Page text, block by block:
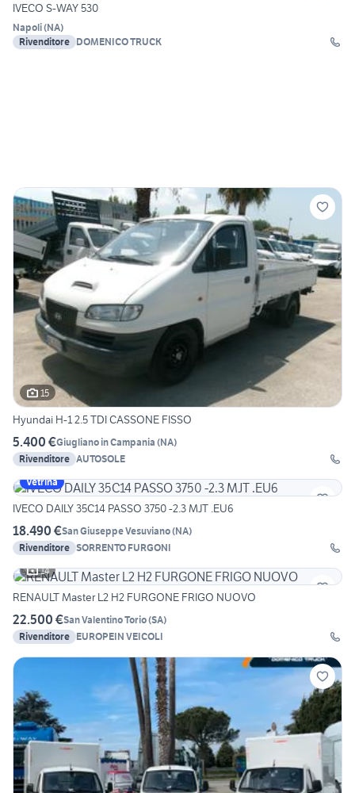
IVECO S-WAY 530
Napoli(NA)
Rivenditore DOMENICO TRUCK
15
Hyundai H-1 2.5 TDI CASSONE FISSO
5.400 €Giugliano in Campania (NA)
Rivenditore AUTOSOLE
Vetrina
IVECO DAILY 35C14 PASSO 3750 -2.3 MJT .EU6
18.490 €San Giuseppe Vesuviano(NA)
Rivenditore SORRENTO FURGONI
14
RENAULT Master L2 H2 FURGONE FRIGO NUOVO
22.500 €San Valentino Torio(SA)
Rivenditore EUROPEIN VEICOLI